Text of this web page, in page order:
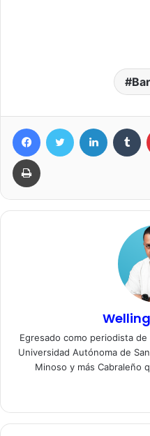
FacebookTwitter LinkedIn
Imprimir
Egresado como periodista
Universidad Autónoma de
Minoso y más Cabraleño